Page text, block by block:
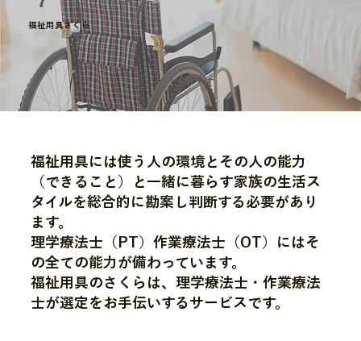
福祉用具さくら
福祉用具には使う人の環境とその人の能力
（できること）と一緒に暮らす家族の生活ス
タイルを総合的に勘案し判断する必要があり
ます。
理学療法士（PT）作業療法士（OT）にはそ
の全ての能力が備わっています。
福祉用具のさくらは、理学療法士・作業療法
士が選定をお手伝いするサービスです。